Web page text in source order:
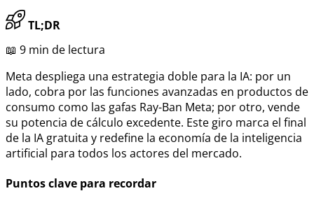
TL;DR
📖 9 min de lectura
Meta despliega una estrategia doble para la IA: por un
lado, cobra por las funciones avanzadas en productos de
consumo como las gafas Ray-Ban Meta; por otro, vende
su potencia de cálculo excedente. Este giro marca el final
de la IA gratuita y redefine la economía de la inteligencia
artificial para todos los actores del mercado.
Puntos clave para recordar